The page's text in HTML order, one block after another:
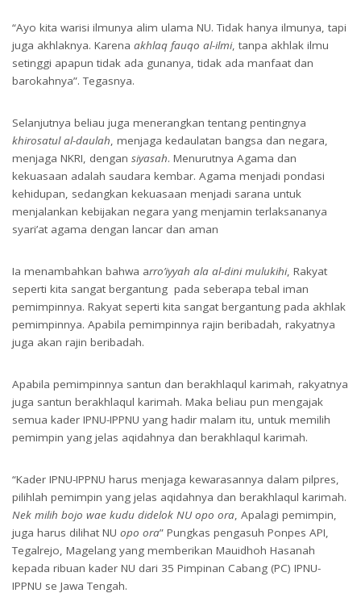
“Ayo kita warisi ilmunya alim ulama NU. Tidak hanya ilmunya, tapi
juga akhlaknya. Karena akhlaq fauqo al-ilmi, tanpa akhlak ilmu
setinggi apapun tidak ada gunanya, tidak ada manfaat dan
barokahnya”. Tegasnya.
Selanjutnya beliau juga menerangkan tentang pentingnya
khirosatul al-daulah, menjaga kedaulatan bangsa dan negara,
menjaga NKRI, dengan siyasah. Menurutnya Agama dan
kekuasaan adalah saudara kembar. Agama menjadi pondasi
kehidupan, sedangkan kekuasaan menjadi sarana untuk
menjalankan kebijakan negara yang menjamin terlaksananya
syari’at agama dengan lancar dan aman
Ia menambahkan bahwa arro’iyyah ala al-dini mulukihi, Rakyat
seperti kita sangat bergantung pada seberapa tebal iman
pemimpinnya. Rakyat seperti kita sangat bergantung pada akhlak
pemimpinnya. Apabila pemimpinnya rajin beribadah, rakyatnya
juga akan rajin beribadah.
Apabila pemimpinnya santun dan berakhlaqul karimah, rakyatnya
juga santun berakhlaqul karimah. Maka beliau pun mengajak
semua kader IPNU-IPPNU yang hadir malam itu, untuk memilih
pemimpin yang jelas aqidahnya dan berakhlaqul karimah.
“Kader IPNU-IPPNU harus menjaga kewarasannya dalam pilpres,
pilihlah pemimpin yang jelas aqidahnya dan berakhlaqul karimah.
Nek milih bojo wae kudu didelok NU opo ora, Apalagi pemimpin,
juga harus dilihat NU opo ora” Pungkas pengasuh Ponpes API,
Tegalrejo, Magelang yang memberikan Mauidhoh Hasanah
kepada ribuan kader NU dari 35 Pimpinan Cabang (PC) IPNU-
IPPNU se Jawa Tengah.